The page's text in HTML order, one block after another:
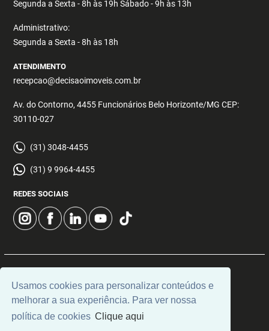
Usamos cookies para personalizar conteúdos e
melhorar a sua experiência. Para ver nossa
política de cookies Clique aqui
Segunda a Sexta - 8h às 19h Sábado - 9h às 13h
Administrativo:
Segunda a Sexta - 8h às 18h
ATENDIMENTO
recepcao@decisaoimoveis.com.br
Av. do Contorno, 4455 Funcionários Belo Horizonte/MG CEP:
30110-027
(31) 3048-4455
(31) 9 9964-4455
REDES SOCIAIS
Universal Software.